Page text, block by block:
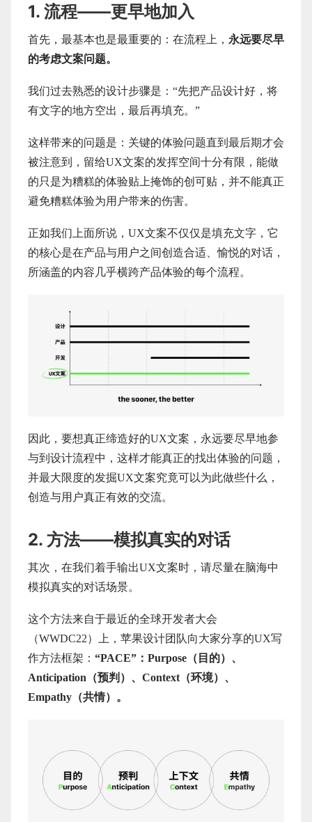
1. 流程——更早地加入
首先，最基本也是最重要的：在流程上， 永远要尽早
的考虑文案问题。
我们过去熟悉的设计步骤是：“先把产品设计好，将
有文字的地方空出，最后再填充。”
这样带来的问题是：关键的体验问题直到最后期才会
被注意到，留给UX文案的发挥空间十分有限，能做
的只是为糟糕的体验贴上掩饰的创可贴，并不能真正
避免糟糕体验为用户带来的伤害。
正如我们上面所说，UX文案不仅仅是填充文字，它
的核心是在产品与用户之间创造合适、愉悦的对话，
所涵盖的内容几乎横跨产品体验的每个流程。
因此，要想真正缔造好的UX文案，永远要尽早地参
与到设计流程中，这样才能真正的找出体验的问题，
并最大限度的发掘UX文案究竟可以为此做些什么，
创造与用户真正有效的交流。
2. 方法——模拟真实的对话
其次，在我们着手输出UX文案时，请尽量在脑海中
模拟真实的对话场景。
这个方法来自于最近的全球开发者大会
（WWDC22）上，苹果设计团队向大家分享的UX写
作方法框架： “PACE”：Purpose（目的）、
Anticipation（预判）、Context（环境）、
Empathy（共情）。